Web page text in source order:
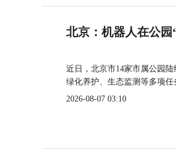
北京：机器人在公园
近日，北京市14家市属公园
绿化养护、生态监测等多项任
2026-08-07 03:10